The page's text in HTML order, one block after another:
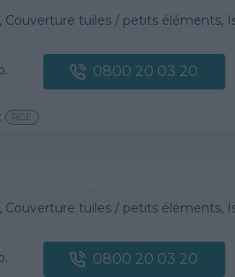
éléments, Isolation thermique des murs intérieurs, Alarme, Isolation des combles
0800 20 03 20
RGE
tuiles / petits éléments, Isolation thermique des
0800 20 03 20